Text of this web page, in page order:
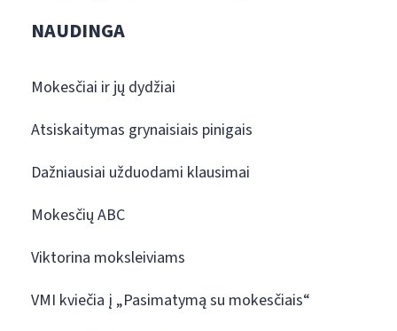
NAUDINGA
Mokesčiai ir jų dydžiai
Atsiskaitymas grynaisiais pinigais
Dažniausiai užduodami klausimai
Mokesčių ABC
Viktorina moksleiviams
VMI kviečia į „Pasimatymą su mokesčiais“